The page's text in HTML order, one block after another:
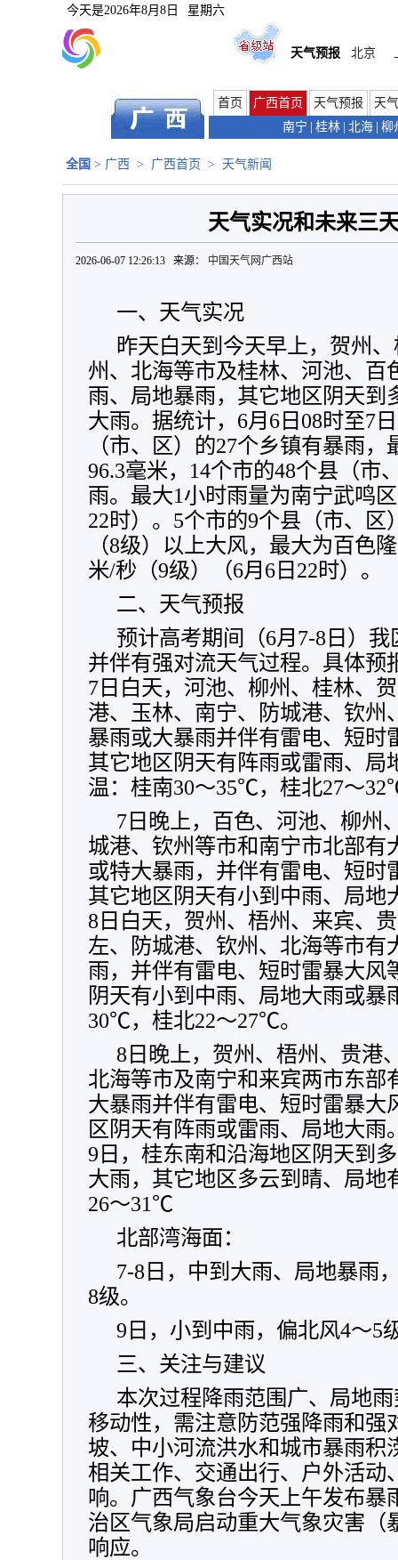
今天是2026年8月8日 星期六
天气预报 北京
首页 广西首页 天气预报
天
南宁
桂林 北海 柳
全国 > 广西 > 广西首页 > 天气新闻
天气实况和未来三
2026-06-07 12:26:13 来源： 中国天气网广西站
一、天气实况
昨天白天到今天早上，贺州
州、北海等市及桂林、河池、百
雨、局地暴雨，其它地区阴天到
大雨。据统计，6月6日08时至7
（市、区）的27个乡镇有暴雨
96.3毫米，14个市的48个县（市
雨。最大1小时雨量为南宁武鸣
22时）。5个市的9个县（市、区
（8级）以上大风，最大为百色
米/秒（9级）（6月6日22时）。
二、天气预报
预计高考期间（6月7-8日）
并伴有强对流天气过程。具体预
7日白天，河池、柳州、桂林、
港、玉林、南宁、防城港、钦州
暴雨或大暴雨并伴有雷电、短时
其它地区阴天有阵雨或雷雨、局
温：桂南30～35℃，桂北27～
7日晚上，百色、河池、柳州
城港、钦州等市和南宁市北部有
或特大暴雨，并伴有雷电、短时
其它地区阴天有小到中雨、局地
8日白天，贺州、梧州、来宾、
左、防城港、钦州、北海等市有
雨，并伴有雷电、短时雷暴大风
阴天有小到中雨、局地大雨或暴
30℃，桂北22～27℃。
8日晚上，贺州、梧州、贵港
北海等市及南宁和来宾两市东部
大暴雨并伴有雷电、短时雷暴大
区阴天有阵雨或雷雨、局地大雨
9日，桂东南和沿海地区阴天到
大雨，其它地区多云到晴、局地
26～31℃
北部湾海面：
7-8日，中到大雨、局地暴雨
8级。
9日，小到中雨，偏北风4～5
三、关注与建议
本次过程降雨范围广、局地
移动性，需注意防范强降雨和强
坡、中小河流洪水和城市暴雨积
相关工作、交通出行、户外活动
响。广西气象台今天上午发布暴
治区气象局启动重大气象灾害
响应。